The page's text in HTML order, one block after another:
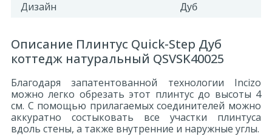
Дизайн Дуб
Описание Плинтус Quick-Step Дуб
коттедж натуральный QSVSK40025
Благодаря запатентованной технологии Incizo
можно легко обрезать этот плинтус до высоты 4
см. С помощью прилагаемых соединителей можно
аккуратно состыковать все участки плинтуса
вдоль стены, а также внутренние и наружные углы.